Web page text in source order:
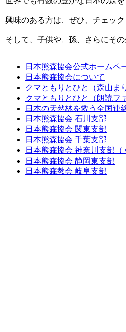
興味のある方は、ぜひ、チェック
そして、子供や、孫、さらにそ
日本熊森協会公式ホームペ
日本熊森協会について
クマともりとひと（森山ま
クマともりとひと（朗読フ
日本の天然林を救う全国連
日本熊森協会 石川支部
日本熊森協会 関東支部
日本熊森協会 千葉支部
日本熊森協会 神奈川支部（
日本熊森協会 静岡東支部
日本熊森教会 岐阜支部